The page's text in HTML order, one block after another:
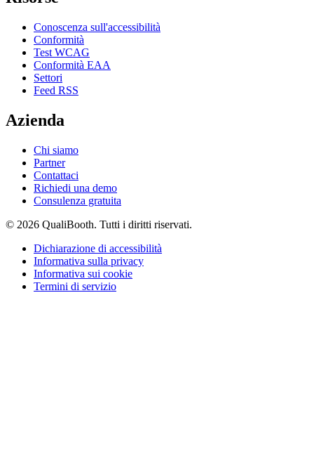
Conoscenza sull'accessibilità
Conformità
Test WCAG
Conformità EAA
Settori
Feed RSS
Azienda
Chi siamo
Partner
Contattaci
Richiedi una demo
Consulenza gratuita
© 2026 QualiBooth. Tutti i diritti riservati.
Dichiarazione di accessibilità
Informativa sulla privacy
Informativa sui cookie
Termini di servizio